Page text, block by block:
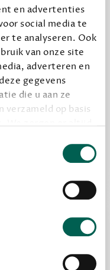
en advertenties
social media te
te analyseren. Ook
van onze site
adverteren en
gegevens
die u aan ze
verzameld op basis
data van je
delen
met 6 boeken
dit hoeft niet)